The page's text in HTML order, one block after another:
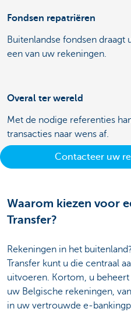
Fondsen repatriëren
Buitenlandse fondsen draagt
een van uw rekeningen.
Overal ter wereld
Met de nodige referenties
transacties naar wens af.
Contacteer uw
Waarom kiezen voor
Transfer?
Rekeningen in het
Transfer kunt u die centraal
uitvoeren. Kortom, u
uw Belgische rekeningen,
in uw vertrouwde e-